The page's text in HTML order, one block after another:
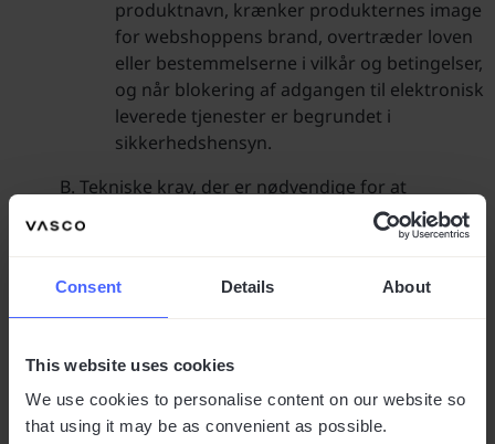
Consent Details About
This website uses cookies
We use cookies to personalise content on our website so
that using it may be as convenient as possible.
produktnavn, krænker produkternes image
for webshoppens brand, overtræder loven
eller bestemmelserne i vilkår og betingelser,
og når blokering af adgangen til elektronisk
leverede tjenester er begrundet i
sikkerhedshensyn.
Tekniske krav, der er nødvendige for at
samarbejde med det IKT-system, som sælger
anvender
Sælger vil gøre en indsats for at sikre, at
operativsystemer (herunder mobil) og
uanset metode til at forbinde sig til
internettet.